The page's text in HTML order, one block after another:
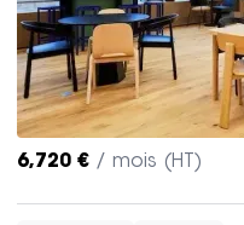
6,720 € / mois (HT)